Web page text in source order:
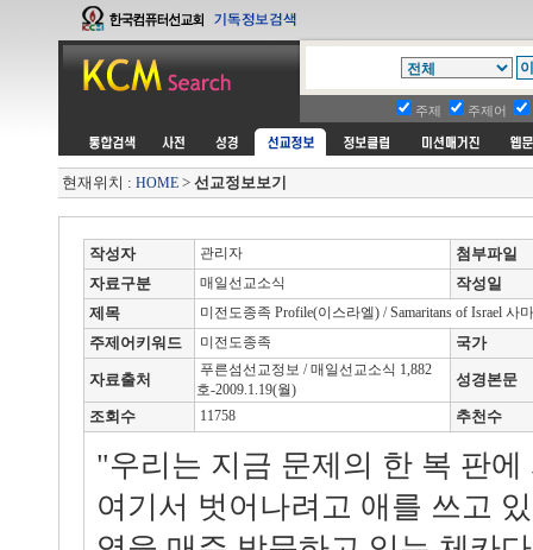
주제 주제어
현재위치 : HOME > 선교정보보기
작성자 관리자
첨부파일
자료구분
매일선교소식
작성일
제목
미전도종족 Profile(이스라엘) / Samaritans of Israel 사
주제어키워드 미전도종족 국가
자료출처
푸른섬선교정보 / 매일선교소식 1,882
호-2009.1.19(월)
성경본문
조회수 11758 추천수
"우리는 지금 문제의 한 복 판
여기서 벗어나려고 애를 쓰고